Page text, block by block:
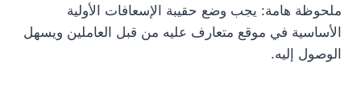
ملحوظة هامة: يجب وضع حقيبة الإسعافات الأولية
الأساسية في موقع متعارف عليه من قبل العاملين ويسهل
الوصول إليه.